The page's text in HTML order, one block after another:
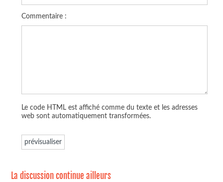
Commentaire :
Le code HTML est affiché comme du texte et les adresses
web sont automatiquement transformées.
La discussion continue ailleurs